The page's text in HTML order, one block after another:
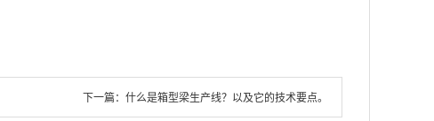
下一篇： 什么是箱型梁生产线？以及它的技术要点。